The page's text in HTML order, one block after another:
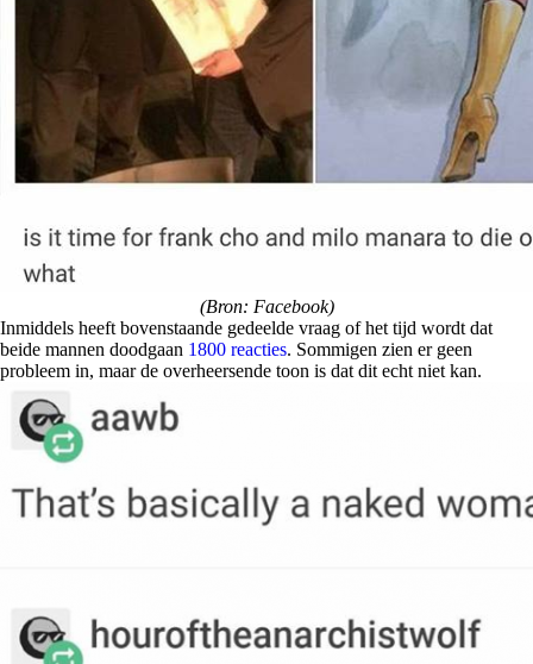
(Bron: Facebook)
Inmiddels heeft bovenstaande gedeelde vraag of het tijd wordt dat
beide mannen doodgaan 1800 reacties. Sommigen zien er geen
probleem in, maar de overheersende toon is dat dit echt niet kan.